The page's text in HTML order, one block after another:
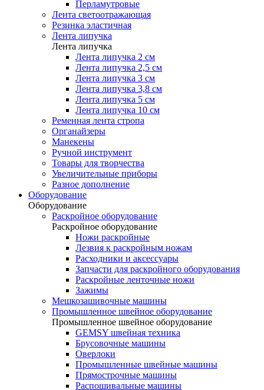
Перламутровые
Лента светоотражающая
Резинка эластичная
Лента липучка
Лента липучка
Лента липучка 2 см
Лента липучка 2,5 см
Лента липучка 3 см
Лента липучка 3,8 см
Лента липучка 5 см
Лента липучка 10 см
Ременная лента стропа
Органайзеры
Манекены
Ручной инструмент
Товары для творчества
Увеличительные приборы
Разное дополнение
Оборудование
Оборудование
Раскройное оборудование
Раскройное оборудование
Ножи раскройные
Лезвия к раскройным ножам
Расходники и аксессуары
Запчасти для раскройного оборудования
Раскройные ленточные ножи
Зажимы
Мешкозашивочные машины
Промышленное швейное оборудование
Промышленное швейное оборудование
GEMSY швейная техника
Брусовочные машины
Оверлоки
Промышленные швейные машины
Прямострочные машины
Распошивальные машины